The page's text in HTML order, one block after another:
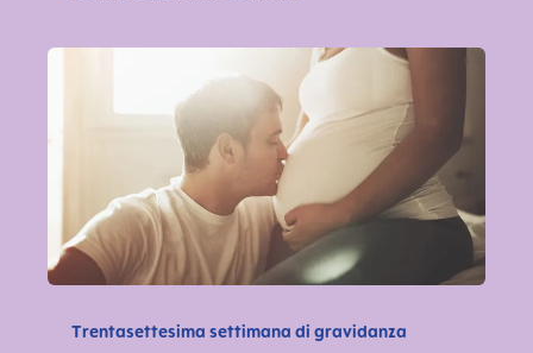
Trentasettesima settimana di gravidanza